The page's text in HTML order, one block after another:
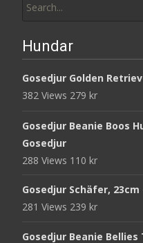
for:
Hundar
Gosedjur Golden
382 Views 279 kr
Gosedjur Beanie Boos
Gosedjur
288 Views 110 kr
Gosedjur Schäfer, 23cm
281 Views 239 kr
Gosedjur Beanie Bellies